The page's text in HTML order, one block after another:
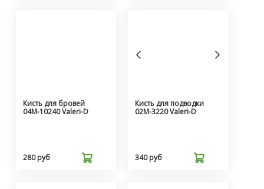
Кисть для бровей
04М-10240 Valeri-D
280 руб
Кисть для подводки
02М-3220 Valeri-D
340 руб